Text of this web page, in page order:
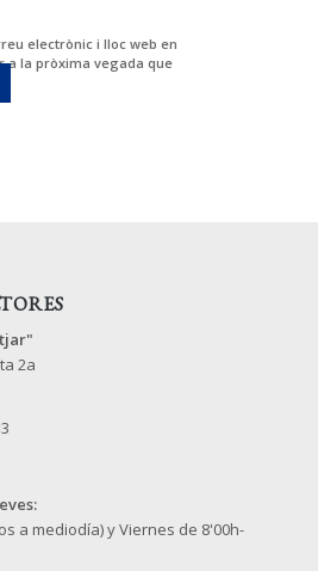
electrònic i lloc web en
a la pròxima vegada que
2a
a mediodía) y Viernes de 8'00h-